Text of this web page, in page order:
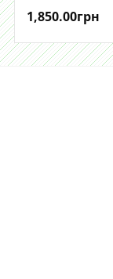
1,850.00грн